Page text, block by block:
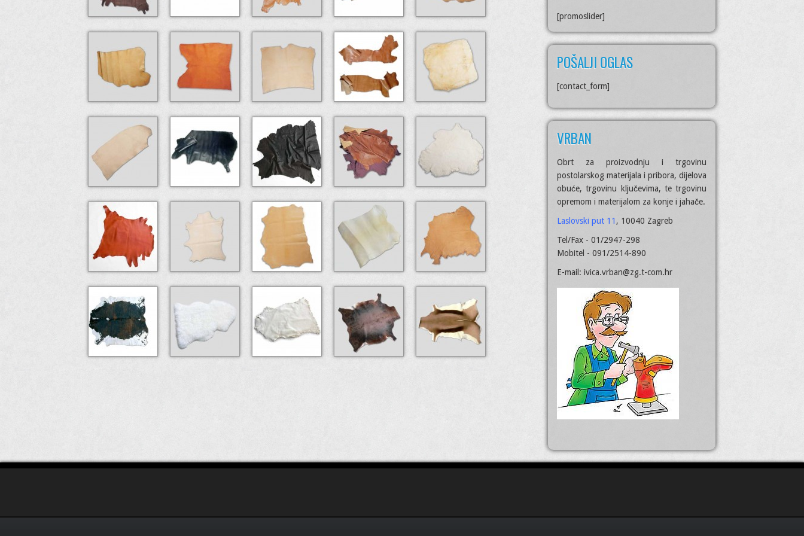
[promoslider]
POŠALJI OGLAS
[contact_form]
VRBAN
Obrt za proizvodnju i trgovinu
postolarskog materijala i pribora, dijelova
obuće, trgovinu ključevima, te trgovinu
opremom i materijalom za konje i jahače.
Laslovski put 11 , 10040 Zagreb
Tel/Fax - 01/2947-298
Mobitel - 091/2514-890
E-mail: ivica.vrban@zg.t-com.hr